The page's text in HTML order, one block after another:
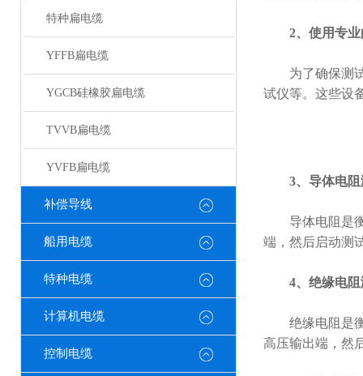
特种扁电缆
YFFB扁电缆
YGCB硅橡胶扁电缆
TVVB扁电缆
YVFB扁电缆
补偿导线
船用电缆
特种电缆
计算机电缆
控制电缆
2、使用专
为了确保测试
试仪等。这些设
3、导体电
导体电阻是衡
端，然后启动测
4、绝缘电
绝缘电阻是衡
高压输出端，然